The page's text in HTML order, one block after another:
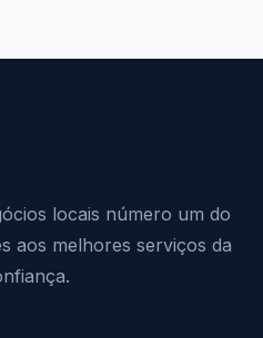
locais número um do
aos melhores serviços da